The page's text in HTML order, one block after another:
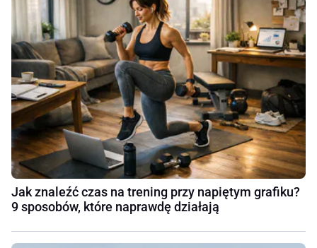
Jak znaleźć czas na trening przy napiętym grafiku?
9 sposobów, które naprawdę działają